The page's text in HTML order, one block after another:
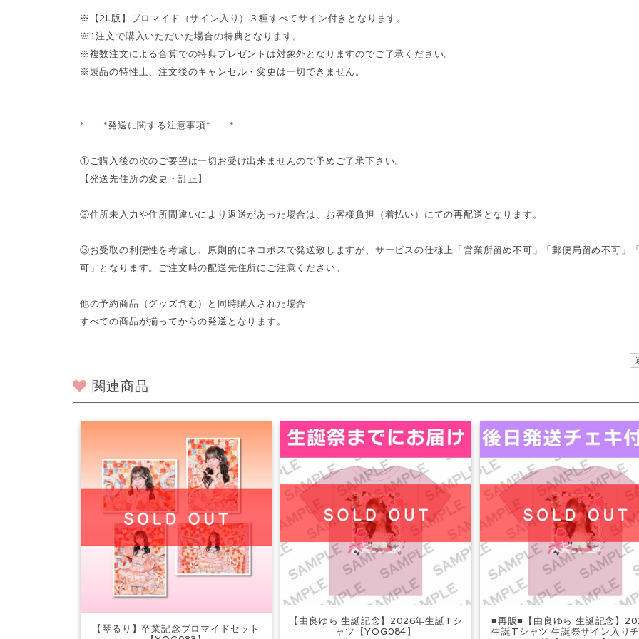
※【2L版】ブロマイド（サイン入り）３種すべてサイン付きとなります。
※1注文で購入いただいた場合の特典となります。
※複数注文による合算での特典プレゼントは対象外となりますのでご了承ください。
※製品の特性上、注文後のキャンセル・変更は一切できません。
*――*発送に関する注意事項*――*
①ご購入後の次のご要望は一切お受け出来ませんので予めご了承下さい。
【発送先住所の変更・訂正】
②住所未入力や住所間違いにより返送があった場合は、お客様負担（着払い）にての再配送となります。
③お受取の利便性を考慮し、原則的にネコポスで発送致しますが、サービスの仕様上「営業所留め不可」「郵便局留め不可」
可」となります。ご注文時の配送先住所にご注意ください。
他の予約商品（グッズ含む）と同時購入された場合
すべての商品が揃ってからの発送となります。
関連商品
【琴るり】卒業記念ブロマイドセット
【由良ゆら 生誕記念】2026年生誕Tシ
ャツ【YOG084】
■再販■【由良ゆら 生誕記念】
生誕Tシャツ 生誕祭サイン入り